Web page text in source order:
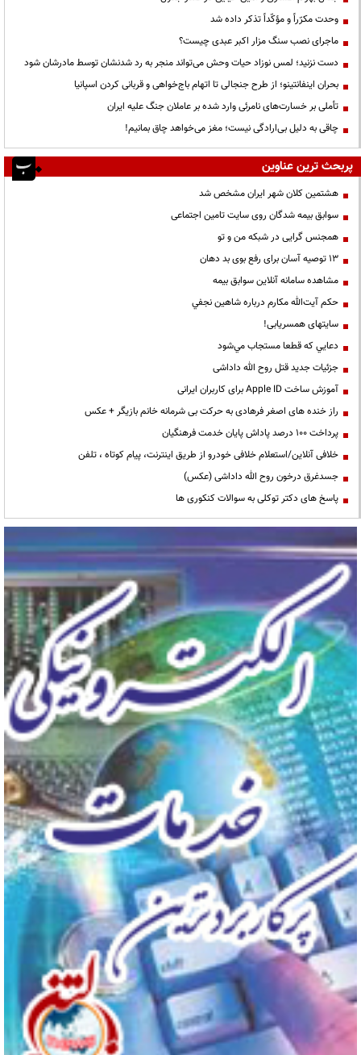
وحدت مکرّراً و مؤکّداً تذکر داده شد
ماجرای نصب سنگ مزار اکبر عبدی چیست؟
دست نزنید؛ لمس نوزاد حیات وحش می‌تواند منجر به رد شدنشان توسط مادرشان شود
بحران اینفانتینو؛ از طرح جنجالی تا اتهام باج‌خواهی و قربانی کردن اسپانیا
تأملی بر خسارت‌های نامرئی وارد شده بر عاملان جنگ علیه ایران
چاقی به دلیل بی‌ارادگی نیست؛ مغز می‌خواهد چاق بمانیم!
پربحث ترین عناوین
هشتمین کلان شهر ایران مشخص شد
سوابق بیمه شدگان روی سایت تامین اجتماعی
همجنس گرایی در شبکه من و تو
13 توصیه آسان برای رفع بوی بد دهان
مشاهده سامانه آنلاين سوابق بیمه
حكم آيت‌الله مكارم درباره شاهين نجفي
سایتهای همسریابی!
دعايي كه قطعا مستجاب مي‌شود
جزئیات جدید قتل روح الله داداشی
آموزش ساخت Apple ID برای کاربران ایرانی
راز خنده های اصغر فرهادی به حرکت بی شرمانه خانم بازیگر + عکس
پرداخت ۱۰۰ درصد پاداش پایان خدمت فرهنگیان
خلافی آنلاین/استعلام خلافی خودرو از طریق اینترنت، پیام کوتاه ، تلفن
جسدغرق درخون روح الله داداشی (عکس)
پاسخ های دکتر توکلی به سوالات کنکوری ها